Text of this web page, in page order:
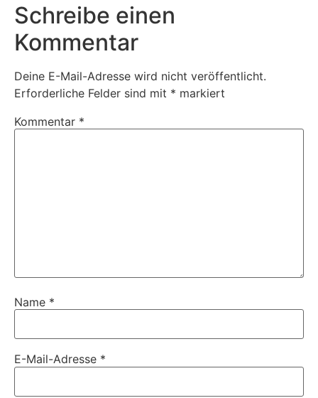
Schreibe einen
Kommentar
Deine E-Mail-Adresse wird nicht veröffentlicht.
Erforderliche Felder sind mit * markiert
Kommentar *
Name *
E-Mail-Adresse *